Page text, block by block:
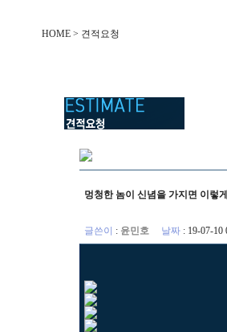
HOME > 견적요청
멍청한 놈이 신념을 가지면 이렇
글쓴이 : 윤민호 날짜: 19-07-